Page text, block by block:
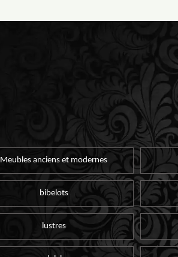
Meubles anciens et modernes
bibelots
lustres